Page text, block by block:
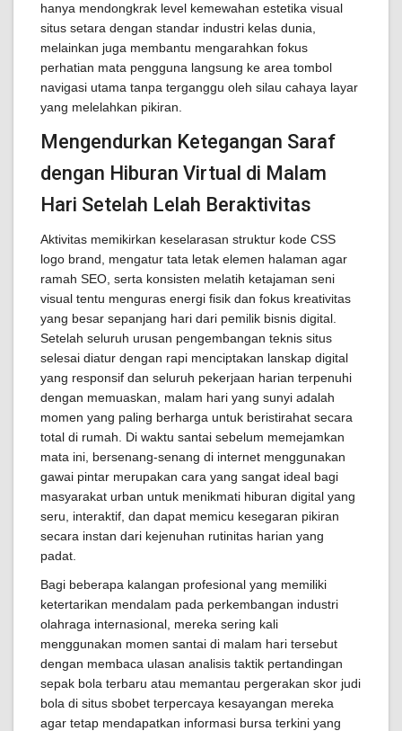
hanya mendongkrak level kemewahan estetika visual
situs setara dengan standar industri kelas dunia,
melainkan juga membantu mengarahkan fokus
perhatian mata pengguna langsung ke area tombol
navigasi utama tanpa terganggu oleh silau cahaya layar
yang melelahkan pikiran.
Mengendurkan Ketegangan Saraf
dengan Hiburan Virtual di Malam
Hari Setelah Lelah Beraktivitas
Aktivitas memikirkan keselarasan struktur kode CSS
logo brand, mengatur tata letak elemen halaman agar
ramah SEO, serta konsisten melatih ketajaman seni
visual tentu menguras energi fisik dan fokus kreativitas
yang besar sepanjang hari dari pemilik bisnis digital.
Setelah seluruh urusan pengembangan teknis situs
selesai diatur dengan rapi menciptakan lanskap digital
yang responsif dan seluruh pekerjaan harian terpenuhi
dengan memuaskan, malam hari yang sunyi adalah
momen yang paling berharga untuk beristirahat secara
total di rumah. Di waktu santai sebelum memejamkan
mata ini, bersenang-senang di internet menggunakan
gawai pintar merupakan cara yang sangat ideal bagi
masyarakat urban untuk menikmati hiburan digital yang
seru, interaktif, dan dapat memicu kesegaran pikiran
secara instan dari kejenuhan rutinitas harian yang
padat.
Bagi beberapa kalangan profesional yang memiliki
ketertarikan mendalam pada perkembangan industri
olahraga internasional, mereka sering kali
menggunakan momen santai di malam hari tersebut
dengan membaca ulasan analisis taktik pertandingan
sepak bola terbaru atau memantau pergerakan skor judi
bola di situs sbobet terpercaya kesayangan mereka
agar tetap mendapatkan informasi bursa terkini yang